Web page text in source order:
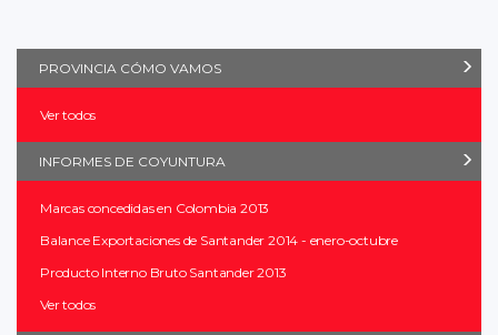
PROVINCIA CÓMO VAMOS
Ver todos
INFORMES DE COYUNTURA
Marcas concedidas en Colombia 2013
Balance Exportaciones de Santander 2014 - enero-octubre
Producto Interno Bruto Santander 2013
Ver todos